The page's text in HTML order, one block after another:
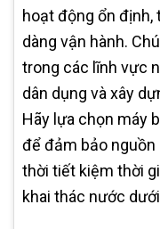
hoạt động ổn định,
dàng vận hành.
trong các lĩnh vực
dân dụng và xây
Hãy lựa chọn máy
để đảm bảo
thời tiết kiệm thời
khai thác nước